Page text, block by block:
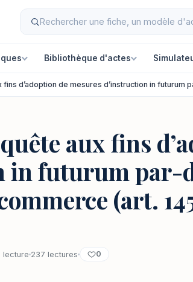
Bibliothèque d'actes
d’adoption de mesures d’instruction in futurum
aux fins
in futurum par-
(art.
lecture 237 lectures 0